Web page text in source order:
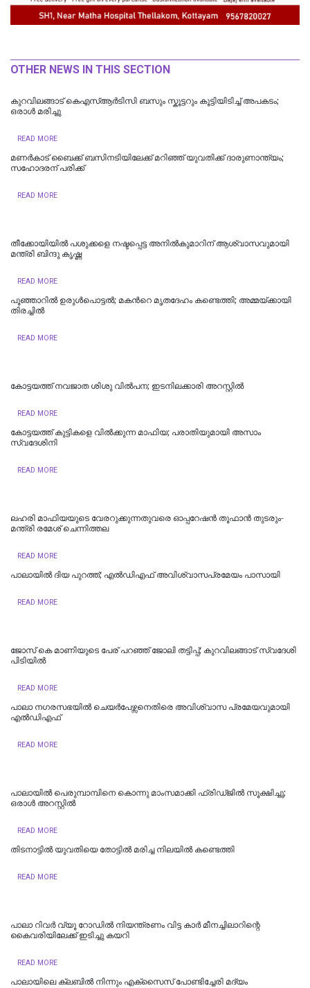
OTHER NEWS IN THIS SECTION
കുറവിലങ്ങാട് കെഎസ്ആർടിസി ബസും സ്കൂട്ടറും കൂട്ടിയിടിച്ച് അപകടം;
ഒരാൾ മരിച്ചു
READ MORE
മണര്‍കാട് ബൈക്ക് ബസിനടിയിലേക്ക് മറിഞ്ഞ് യുവതിക്ക് ദാരുണാന്ത്യം;
സഹോദരന് പരിക്ക്
READ MORE
തീക്കോയിയില്‍ പശുക്കളെ നഷ്ടപ്പെട്ട അനിൽകുമാറിന് ആശ്വാസവുമായി
മന്ത്രി ബിന്ദു കൃഷ്ണ
READ MORE
പൂഞ്ഞാറില്‍ ഉരുൾപൊട്ടൽ; മകന്‍റെ മൃതദേഹം കണ്ടെത്തി; അമ്മയ്ക്കായി
തിരച്ചിൽ
READ MORE
കോട്ടയത്ത് നവജാത ശിശു വില്‍പന; ഇടനിലക്കാരി അറസ്റ്റില്‍
READ MORE
കോട്ടയത്ത് കുട്ടികളെ വിൽക്കുന്ന മാഫിയ; പരാതിയുമായി അസാം
സ്വദേശിനി
READ MORE
ലഹരി മാഫിയയുടെ വേരറുക്കുന്നതുവരെ ഓപ്പറേഷൻ തൂഫാൻ തുടരും-
മന്ത്രി രമേശ് ചെന്നിത്തല
READ MORE
പാലായിൽ ദിയ പുറത്ത്; എല്‍ഡിഎഫ് അവിശ്വാസപ്രമേയം പാസായി
READ MORE
ജോസ് കെ മാണിയുടെ പേര് പറഞ്ഞ് ജോലി തട്ടിപ്പ്; കുറവിലങ്ങാട് സ്വദേശി
പിടിയിൽ
READ MORE
പാലാ നഗരസഭയിൽ ചെയർപേഴ്സനെതിരെ അവിശ്വാസ പ്രമേയവുമായി
എൽഡിഎഫ്
READ MORE
പാലായിൽ പെരുമ്പാമ്പിനെ കൊന്നു മാംസമാക്കി ഫ്രിഡ്ജിൽ സൂക്ഷിച്ചു;
ഒരാൾ അറസ്റ്റിൽ
READ MORE
തിടനാട്ടിൽ യുവതിയെ തോട്ടിൽ മരിച്ച നിലയിൽ കണ്ടെത്തി
READ MORE
പാലാ റിവർ വ്യൂ റോഡിൽ നിയന്ത്രണം വിട്ട കാർ മീനച്ചിലാറിന്റെ
കൈവരിയിലേക്ക് ഇടിച്ചു കയറി
READ MORE
പാലായിലെ ക്ലബിൽ നിന്നും എക്സൈസ് പോണ്ടിച്ചേരി മദ്യം